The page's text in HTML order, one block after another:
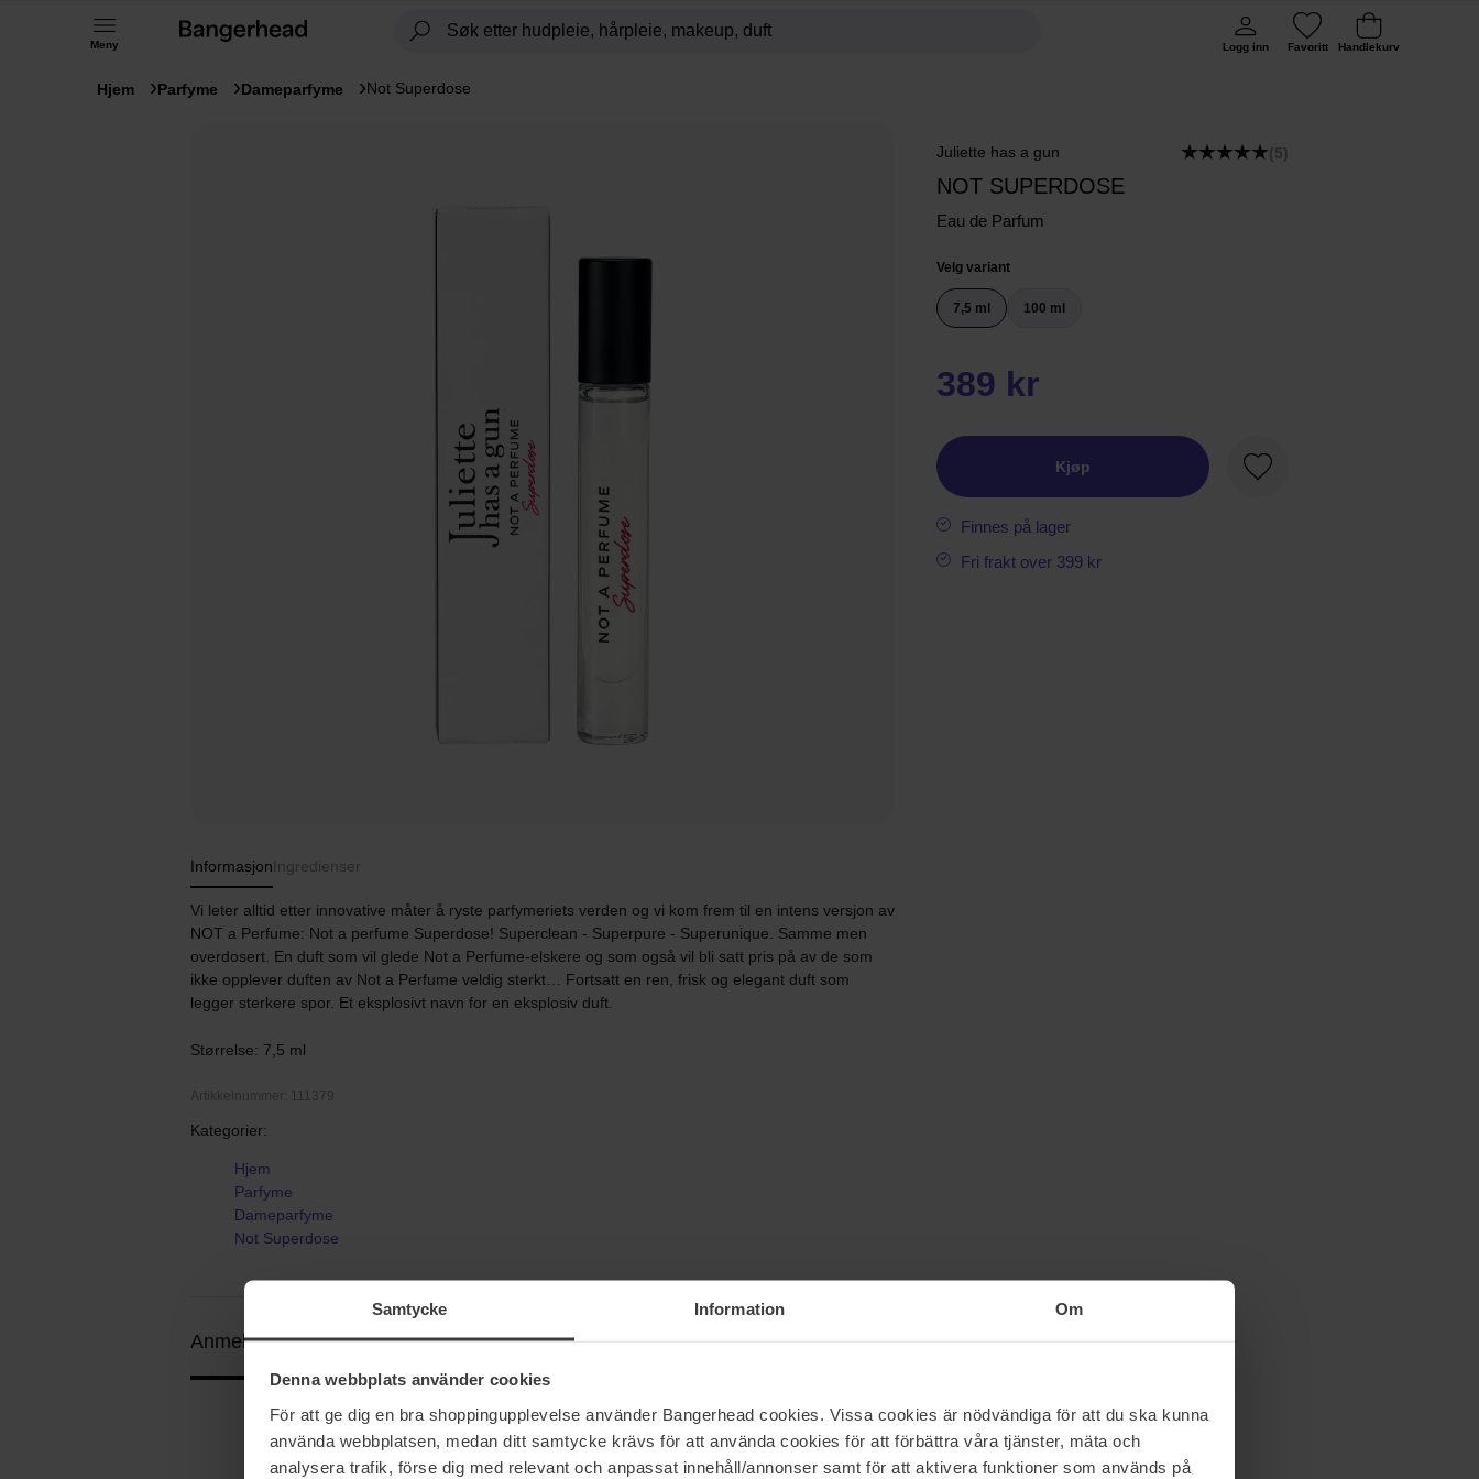
Samtycke Information Om
Denna webbplats använder cookies
För att ge dig en bra shoppingupplevelse använder Bangerhead cookies. Vissa cookies är nödvändiga för att du ska kunna
använda webbplatsen, medan ditt samtycke krävs för att använda cookies för att förbättra våra tjänster, mäta och
analysera trafik, förse dig med relevant och anpassat innehåll/annonser samt för att aktivera funktioner som används på
Meny Logg inn Favoritt Handlekurv
Hjem Parfyme Dameparfyme Not Superdose
Juliette has a gun (5)
NOT SUPERDOSE
Eau de Parfum
Velg variant
7,5 ml 100 ml
389 kr
Kjøp
Favoritt
Finnes på lager
Fri frakt over 399 kr
Informasjon Ingredienser
Vi leter alltid etter innovative måter å ryste parfymeriets verden og vi kom frem til en intens versjon av
NOT a Perfume: Not a perfume Superdose! Superclean - Superpure - Superunique. Samme men
overdosert. En duft som vil glede Not a Perfume-elskere og som også vil bli satt pris på av de som
ikke opplever duften av Not a Perfume veldig sterkt… Fortsatt en ren, frisk og elegant duft som
legger sterkere spor. Et eksplosivt navn for en eksplosiv duft.
Størrelse: 7,5 ml
Artikkelnummer: 111379
Kategorier:
Hjem
Parfyme
Dameparfyme
Not Superdose
Anmeldelser (5)Spørsmål og svar (0)
5
4
20%